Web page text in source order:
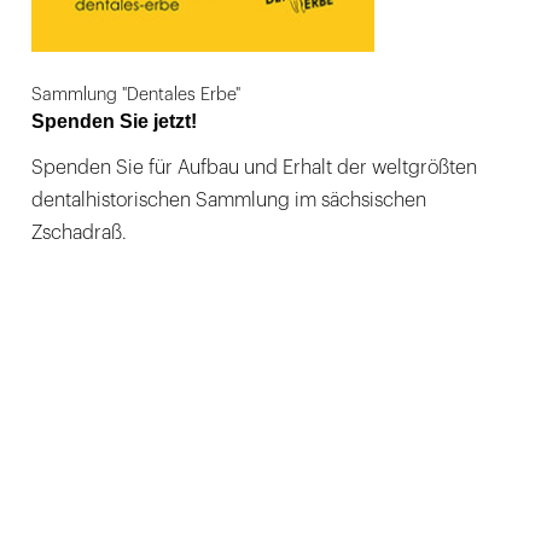
Sammlung "Dentales Erbe"
Spenden Sie jetzt!
Spenden Sie für Aufbau und Erhalt der weltgrößten
dentalhistorischen Sammlung im sächsischen
Zschadraß.